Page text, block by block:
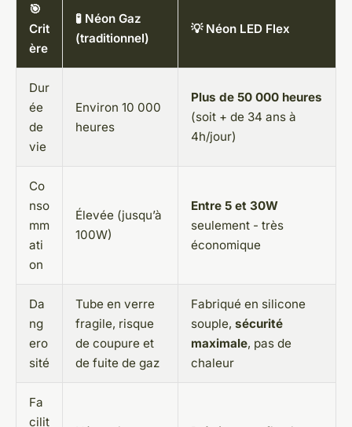
🎯
Crit
ère
🧪 Néon Gaz
(traditionnel)
💡 Néon LED Flex
Dur
ée
de
vie
Environ 10 000
heures
Plus de 50 000 heures
(soit + de 34 ans à
4h/jour)
Co
nso
mm
ati
on
Élevée (jusqu’à
100W)
Entre 5 et 30W
seulement - très
économique
Da
ng
ero
sité
Tube en verre
fragile, risque
de coupure et
de fuite de gaz
Fabriqué en silicone
souple, sécurité
maximale, pas de
chaleur
Fa
cilit